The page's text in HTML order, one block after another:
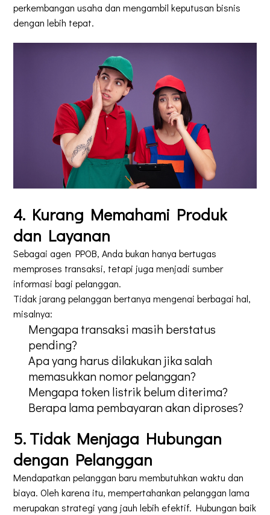
perkembangan usaha dan mengambil keputusan bisnis
dengan lebih tepat.
4. Kurang Memahami Produk
dan Layanan
Sebagai agen PPOB, Anda bukan hanya bertugas
memproses transaksi, tetapi juga menjadi sumber
informasi bagi pelanggan.
Tidak jarang pelanggan bertanya mengenai berbagai hal,
misalnya:
Mengapa transaksi masih berstatus
pending?
Apa yang harus dilakukan jika salah
memasukkan nomor pelanggan?
Mengapa token listrik belum diterima?
Berapa lama pembayaran akan diproses?
5. Tidak Menjaga Hubungan
dengan Pelanggan
Mendapatkan pelanggan baru membutuhkan waktu dan
biaya. Oleh karena itu, mempertahankan pelanggan lama
merupakan strategi yang jauh lebih efektif. Hubungan baik